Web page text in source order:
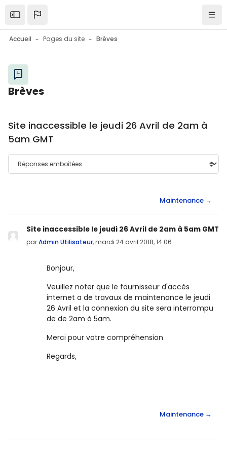
Ouvrir la barre latérale
Accueil Pages du site Brèves
Blocs
Brèves
Blocs
Site inaccessible le jeudi 26 Avril de 2am à
5am GMT
Maintenance →
Site inaccessible le jeudi 26 Avril de 2am à 5am GMT
parAdmin Utilisateur,mardi 24 avril 2018, 14:06
Nombre de réponses : 0
Bonjour,
Veuillez noter que le fournisseur d'accès
internet a de travaux de maintenance le jeudi
26 Avril et la connexion du site sera interrompu
de de 2am à 5am.
Merci pour votre compréhension
Regards,
Maintenance →